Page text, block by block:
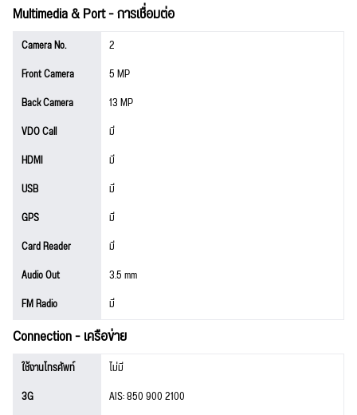
Multimedia & Port - การเชื่อมต่อ
Camera No.
2
Front Camera
5 MP
Back Camera
13 MP
VDO Call
มี
HDMI
มี
USB
มี
GPS
มี
Card Reader
มี
Audio Out
3.5 mm
FM Radio
มี
Connection - เครือข่าย
ใช้งานโทรศัพท์
ไม่มี
3G
AIS: 850 900 2100